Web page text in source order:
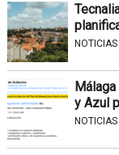
NOTICIAS
y Azul
NOTICIAS